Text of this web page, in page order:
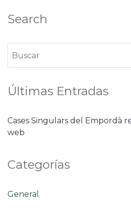
Search
Últimas Entradas
Cases Singulars del Empordà
web
Categorías
General